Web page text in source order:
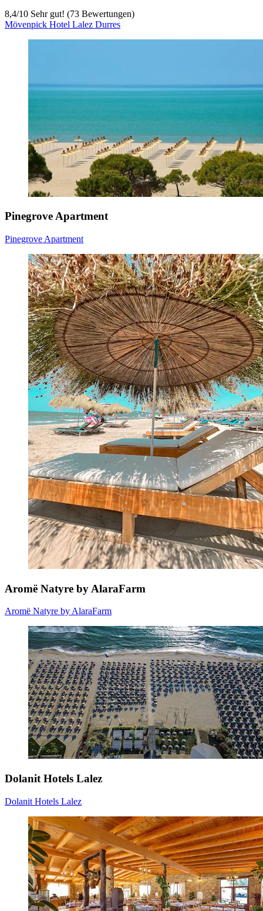
8,4/10 Sehr gut! (73 Bewertungen)
Mövenpick Hotel Lalez Durres
Pinegrove Apartment
Pinegrove Apartment
Aromë Natyre by AlaraFarm
Aromë Natyre by AlaraFarm
Dolanit Hotels Lalez
Dolanit Hotels Lalez